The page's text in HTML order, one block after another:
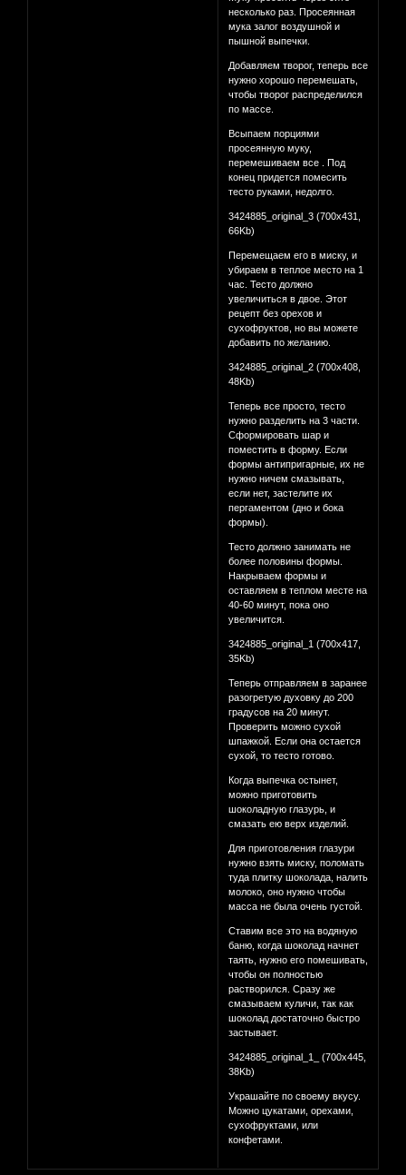
несколько раз. Просеянная
мука залог воздушной и
пышной выпечки.
Добавляем творог, теперь все
нужно хорошо перемешать,
чтобы творог распределился
по массе.
Всыпаем порциями
просеянную муку,
перемешиваем все . Под
конец придется помесить
тесто руками, недолго.
3424885_original_3 (700x431,
66Kb)
Перемещаем его в миску, и
убираем в теплое место на 1
час. Тесто должно
увеличиться в двое. Этот
рецепт без орехов и
сухофруктов, но вы можете
добавить по желанию.
3424885_original_2 (700x408,
48Kb)
Теперь все просто, тесто
нужно разделить на 3 части.
Сформировать шар и
поместить в форму. Если
формы антипригарные, их не
нужно ничем смазывать,
если нет, застелите их
пергаментом (дно и бока
формы).
Тесто должно занимать не
более половины формы.
Накрываем формы и
оставляем в теплом месте на
40-60 минут, пока оно
увеличится.
3424885_original_1 (700x417,
35Kb)
Теперь отправляем в заранее
разогретую духовку до 200
градусов на 20 минут.
Проверить можно сухой
шпажкой. Если она остается
сухой, то тесто готово.
Когда выпечка остынет,
можно приготовить
шоколадную глазурь, и
смазать ею верх изделий.
Для приготовления глазури
нужно взять миску, поломать
туда плитку шоколада, налить
молоко, оно нужно чтобы
масса не была очень густой.
Ставим все это на водяную
баню, когда шоколад начнет
таять, нужно его помешивать,
чтобы он полностью
растворился. Сразу же
смазываем куличи, так как
шоколад достаточно быстро
застывает.
3424885_original_1_ (700x445,
38Kb)
Украшайте по своему вкусу.
Можно цукатами, орехами,
сухофруктами, или
конфетами.